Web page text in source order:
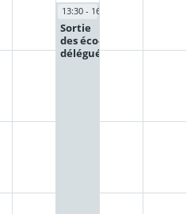
13:30 - 16:31
Sortie
des éco-
délégués